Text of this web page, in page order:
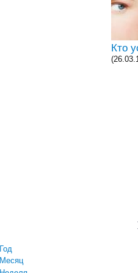
Кто
Год
Месяц